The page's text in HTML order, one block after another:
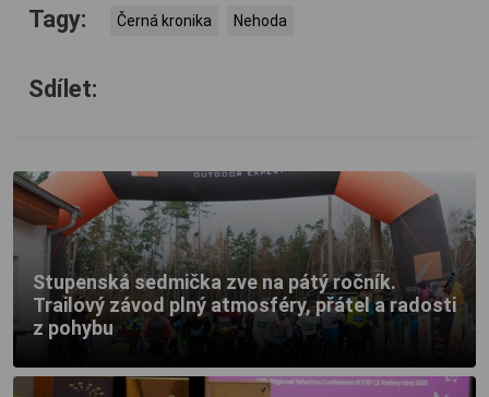
Tagy: Černá kronika Nehoda
Sdílet:
Stupenská sedmička zve na pátý ročník.
Trailový závod plný atmosféry, přátel a radosti
z pohybu